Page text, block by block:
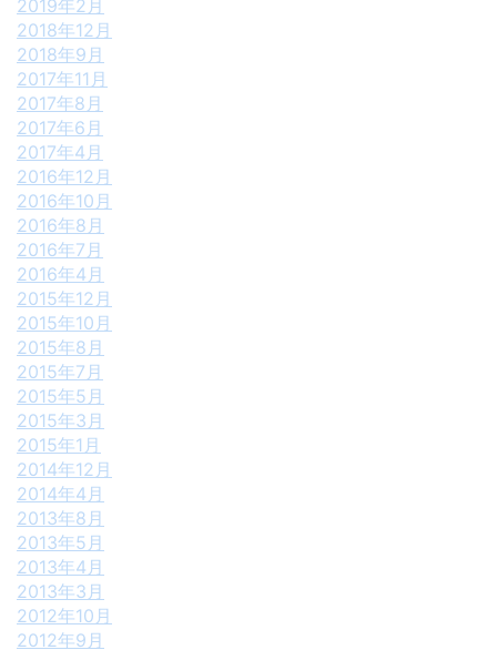
2019年2月
2018年12月
2018年9月
2017年11月
2017年8月
2017年6月
2017年4月
2016年12月
2016年10月
2016年8月
2016年7月
2016年4月
2015年12月
2015年10月
2015年8月
2015年7月
2015年5月
2015年3月
2015年1月
2014年12月
2014年4月
2013年8月
2013年5月
2013年4月
2013年3月
2012年10月
2012年9月